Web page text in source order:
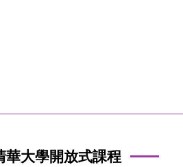
華大學開放式課程